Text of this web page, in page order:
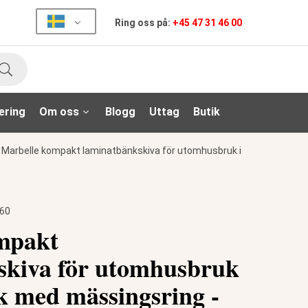
Ring oss på: +45 47 31 46 00
Sök
Om oss Blogg Uttag Butik
Marbelle kompakt laminatbänkskiva för utomhusbruk i
för utomhusbruk
mässingsring -